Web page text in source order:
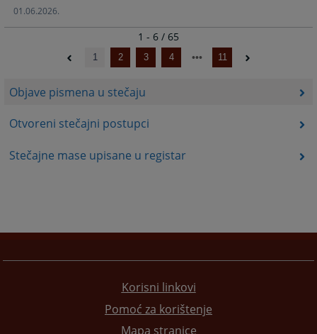
Objave pismena u stečaju
Otvoreni stečajni postupci
Stečajne mase upisane u registar
01.06.2026.
1 - 6 / 65
1 2 3 4 11
Korisni linkovi
Pomoć za korištenje
Mapa stranice